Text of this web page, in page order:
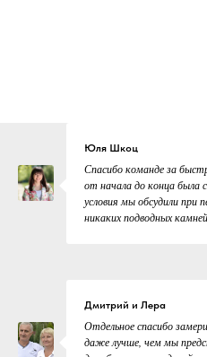
Юля Шкоц
Спасибо команде за
от начала до конца была
условия мы обсудили при
никаких подводных камней
Дмитрий и Лера
Отдельное спасибо
даже лучше, чем мы